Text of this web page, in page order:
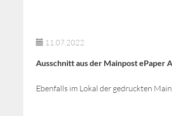
11.07.2022
Ausschnitt aus der Mainpost ePaper
Ebenfalls im Lokal der gedruckten